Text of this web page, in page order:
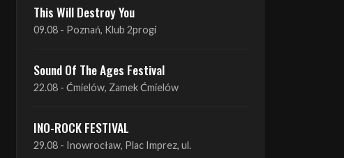
Sound Of The Ages Festival
22.08 - Ćmielów, Zamek Ćmielów
INO-ROCK FESTIVAL
29.08 - Inowrocław, Plac Imprez, ul.
ProgRockFest 2026